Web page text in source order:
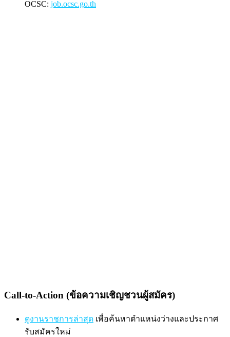
OCSC: job.ocsc.go.th
Call-to-Action (ข้อความเชิญชวนผู้สมัคร)
ดูงานราชการล่าสุด เพื่อค้นหาตำแหน่งว่างและประกาศ
รับสมัครใหม่